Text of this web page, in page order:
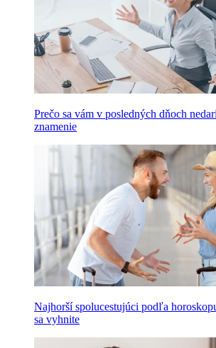
Prečo sa vám v posledných dňoch
znamenie
Najhorší spolucestujúci podľa
sa vyhnite